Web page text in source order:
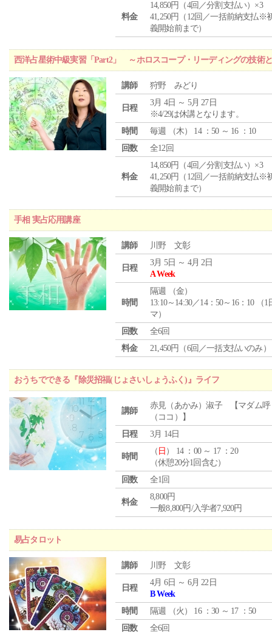
料金
14,850円（4回／分割支払い）×3
41,250円（12回／一括前納支払※
義開始前まで）
西洋占星術中級実習「Part2」 ～ホロスコープ・リーディングの技術
講師 狩野 みどり
日程
3月 4日 ～ 5月 27日
※4/29は休講となります。
時間
毎週 （木） 14 ：50 ～ 16 ：10
回数
全12回
料金
14,850円（4回／分割支払い）×3
41,250円（12回／一括前納支払※
義開始前まで）
手相 実占応用講座
講師 川野 文彰
日程
3月 5日 ～ 4月 2日
A Week
時間
隔週 （金）
13:10～14:30／14：50～16：10 （1
マ）
回数
全6回
料金
21,450円（6回／一括支払いのみ）
おうちでできる『除災招福(じょさいしょうふく)』ライフ
講師
赤見（あかみ）淑子 【マダム呼
（ココ）】
日程
3月 14日
時間
（ 日 ） 14 ：00 ～ 17 ：20
（休憩20分1回含む）
回数
全1回
料金
8,800円
一般8,800円/入学者7,920円
易占タロット
講師 川野 文彰
日程
4月 6日 ～ 6月 22日
B Week
時間
隔週 （火 ） 16 ：30 ～ 17 ：50
回数
全6回